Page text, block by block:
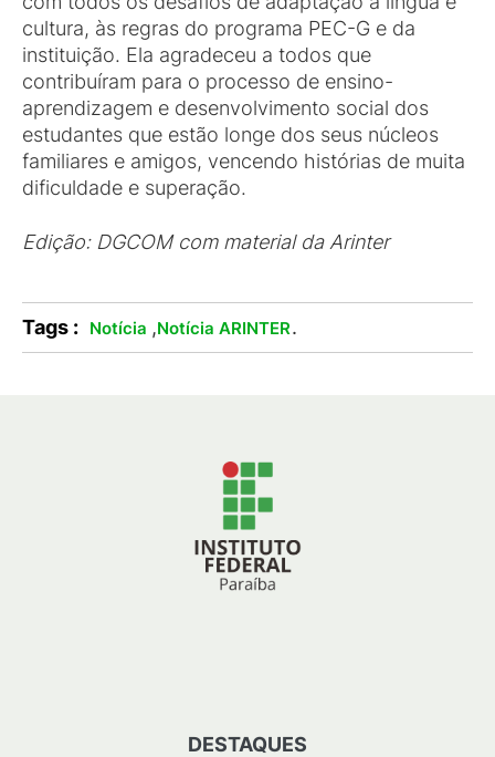
cultura, às regras do programa PEC-G e da
instituição. Ela agradeceu a todos que
contribuíram para o processo de ensino-
aprendizagem e desenvolvimento social dos
estudantes que estão longe dos seus núcleos
familiares e amigos, vencendo histórias de muita
dificuldade e superação.
Edição: DGCOM com material da Arinter
Tags : Notícia ,Notícia ARINTER.
DESTAQUES